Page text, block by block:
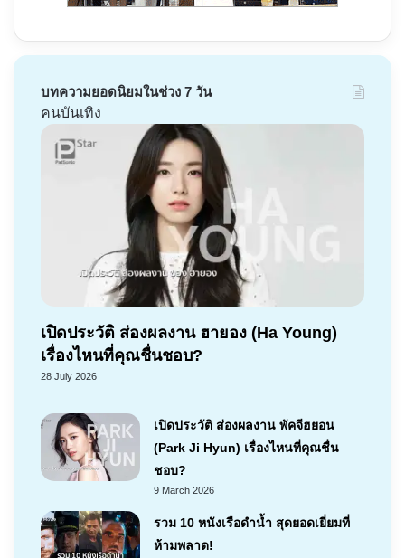
บทความยอดนิยมในช่วง 7 วัน
คนบันเทิง
เปิดประวัติ ส่องผลงาน ฮายอง (Ha Young)
เรื่องไหนที่คุณชื่นชอบ?
28 July 2026
เปิดประวัติ ส่องผลงาน พัคจีฮยอน
(Park Ji Hyun) เรื่องไหนที่คุณชื่น
ชอบ?
9 March 2026
รวม 10 หนังเรือดำน้ำ สุดยอดเยี่ยมที่
ห้ามพลาด!